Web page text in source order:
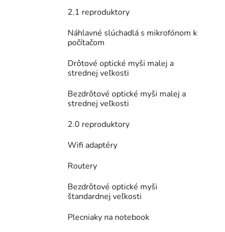
2.1 reproduktory
Náhlavné slúchadlá s mikrofónom k
počítačom
Drôtové optické myši malej a
strednej veľkosti
Bezdrôtové optické myši malej a
strednej veľkosti
2.0 reproduktory
Wifi adaptéry
Routery
Bezdrôtové optické myši
štandardnej veľkosti
Plecniaky na notebook